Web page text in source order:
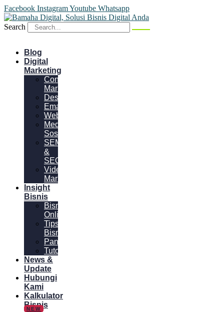
Facebook InstagramYoutube Whatsapp
Search
Blog
Digital
Marketing
Content
Marketing
Desain
Email
Website
Media
Sosial
SEM
&
SEO
Video
Marketing
Insight
Bisnis
Bisnis
Online
Tips
Bisnis
Panduan
Tutorial
News &
Update
Hubungi
Kami
Kalkulator
Bisnis
NEW